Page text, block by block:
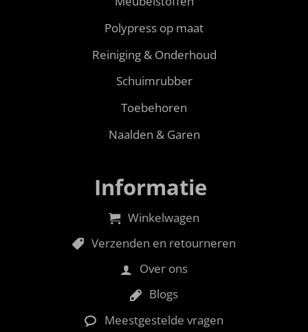
Polypress op maat
Reiniging & Onderhoud
Schuimrubber
Toebehoren
Naalden & Garen
Informatie
Winkelwagen
Verzenden en retourneren
Over ons
Blogs
Meestgestelde vragen